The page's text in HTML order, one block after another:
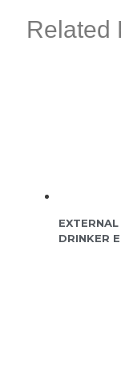
Related
DRINKER